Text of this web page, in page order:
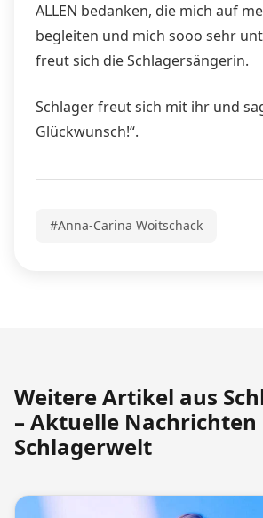
ALLEN bedanken, die mich auf
begleiten und mich sooo sehr
freut sich die Schlagersängerin.
Schlager freut sich mit ihr und
Glückwunsch!“.
#Anna-Carina Woitschack
Weitere Artikel aus
– Aktuelle Nachrichten
Schlagerwelt